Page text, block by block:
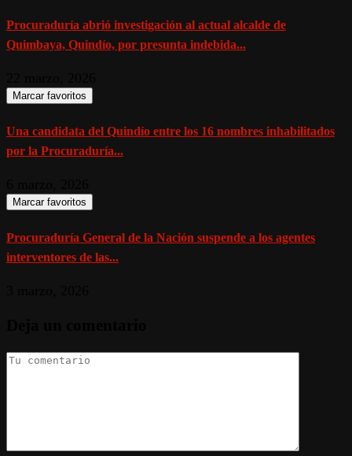
Procuraduría abrió investigación al actual alcalde de
Quimbaya, Quindío, por presunta indebida...
Marcar favoritos
Una candidata del Quindío entre los 16 nombres inhabilitados
por la Procuraduría...
Marcar favoritos
Procuraduría General de la Nación suspende a los agentes
interventores de las...